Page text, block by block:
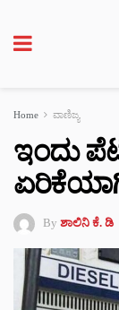
Home ವಾಣಿಜ್ಯ
ಇಂದು
By ಶಾಲಿನಿ ಕೆ. ಡಿ